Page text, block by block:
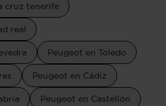
cruz tenerife
real
Peugeot en Toledo
Peugeot en Cádiz
Peugeot en Castellón